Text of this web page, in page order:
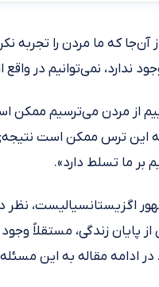
که ما مردن را تجربه
ندارد، نمی‌توانیم در
از مردن می‌ترسیم
این ترس ممکن است
بر ما تسلط دارد».
اگزیستانسیالیست،
زندگی، مستقلاً وجود
ادامه مقاله به این